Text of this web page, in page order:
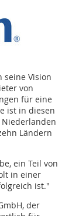
seine Vision
von
für eine
ist in diesen
Ländern
ein Teil von
in einer
ist."
der